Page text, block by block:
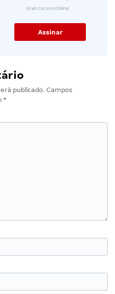
Gran Cursos Online.
publicado. Campos
*